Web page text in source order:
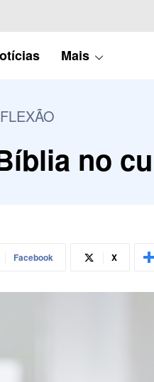
Mais
no
Facebook X